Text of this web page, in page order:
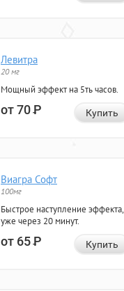
Левитра
20 мг
Мощный эффект на 5ть часов.
от 70Р Купить
Виагра Софт
100мг
Быстрое наступление эффекта,
уже через 20 минут.
от 65Р Купить